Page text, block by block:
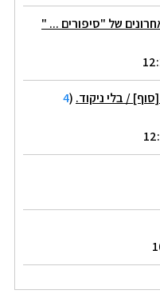
של "סיפורים ... "
(
4